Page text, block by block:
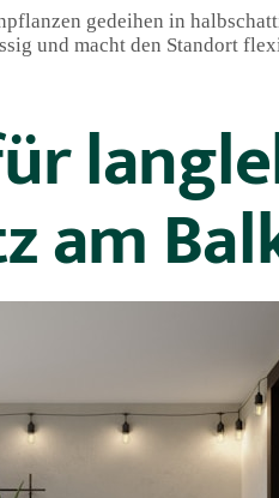
gedeihen in
und macht den Standort
am